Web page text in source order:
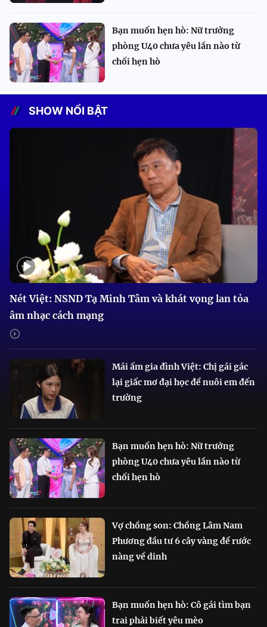
Bạn muốn hẹn hò: Nữ trưởng
phòng U40 chưa yêu lần nào từ
chối hẹn hò
SHOW NỔI BẬT
Nét Việt: NSND Tạ Minh Tâm và khát vọng lan tỏa
âm nhạc cách mạng
Mái ấm gia đình Việt: Chị gái gác
lại giấc mơ đại học để nuôi em đến
trường
Bạn muốn hẹn hò: Nữ trưởng
phòng U40 chưa yêu lần nào từ
chối hẹn hò
Vợ chồng son: Chồng Lâm Nam
Phương đầu tư 6 cây vàng để rước
nàng về dinh
Bạn muốn hẹn hò: Cô gái tìm bạn
trai phải biết yêu mèo